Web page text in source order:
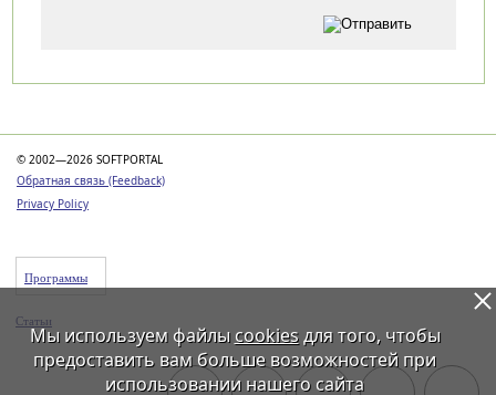
© 2002—2026 SOFTPORTAL
Обратная связь (Feedback)
Privacy Policy
Программы
Статьи
Мы используем файлы cookiesдля того, чтобы
предоставить вам больше возможностей при
использовании нашего сайта